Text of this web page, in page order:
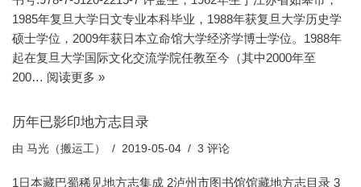
1985年复旦大学日文专业本科毕业，1988年获复旦大学历史学
硕士学位，2009年获日本立命馆大学经济学博士学位。1988年
起在复旦大学国际文化交流学院任教至今（其中2000年至
200… 阅读更多 »
历年已影印地方志目录
由 马光（搬运工） 2019-05-04 3 评论
1日本藏巴蜀稀见地方志集成 2泸州市图书馆馆藏地方志目录 3